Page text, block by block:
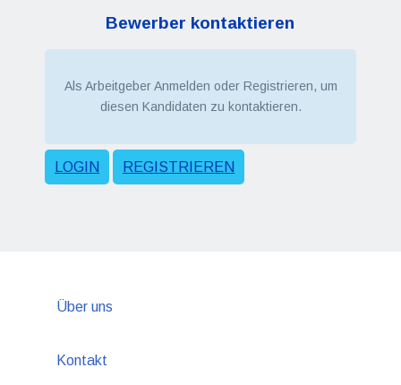
Bewerber kontaktieren
Als Arbeitgeber Anmelden oder Registrieren, um
diesen Kandidaten zu kontaktieren.
LOGIN REGISTRIEREN
Über uns
Kontakt